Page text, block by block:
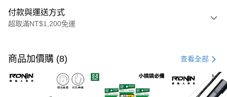
付款與運送方式
超取滿NT$1,200免運
信用卡一次付款
信用卡分期付款
21家銀行
商品加價購 (8) 查看全部